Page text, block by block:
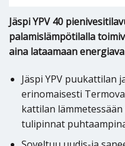
Jäspi YPV 40
palamislämpötilalla
aina lataamaan
Jäspi YPV puukattilan
erinomaisesti
kattilan
tulipinnat